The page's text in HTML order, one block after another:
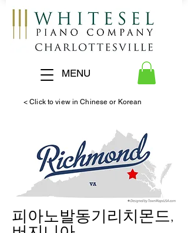
< Click to view in Chinese or Korean
MENU
피아노발동기리치몬드,